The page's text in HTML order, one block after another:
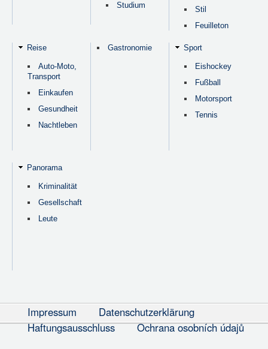
Studium
Stil
Feuilleton
Reise
Auto-Moto,
Transport
Einkaufen
Gesundheit
Nachtleben
Gastronomie Sport
Eishockey
Fußball
Motorsport
Tennis
Panorama
Kriminalität
Gesellschaft
Leute
Impressum
Datenschutzerklärung
Haftungsausschluss
Ochrana osobních údajů